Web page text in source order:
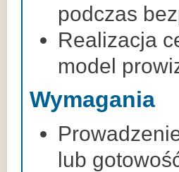
podczas
Realizacja
model
Wymagania
lub